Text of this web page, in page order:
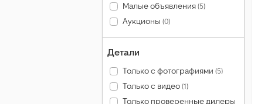
Малые объявления(5)
Аукционы (0)
Детали
Только с фотографиями (5)
Только с видео(1)
Только проверенные дилеры